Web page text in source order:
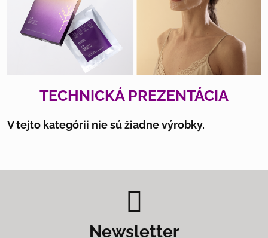
TECHNICKÁ PREZENTÁCIA
Newsletter